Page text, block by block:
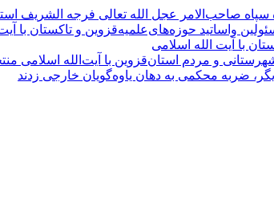
سپاه صاحب‌الامر عجل الله تعالی فرجه الشریف
واساتید حوزه‌های‌علمیه‌قزوین و تاکستان با
با آیت الله اسلامی
و مردم‌ استان‌قزوین با آیت‌الله‌ اسلامی
ضربه محکمی به دهان یاوه‌گویان خارجی زدند